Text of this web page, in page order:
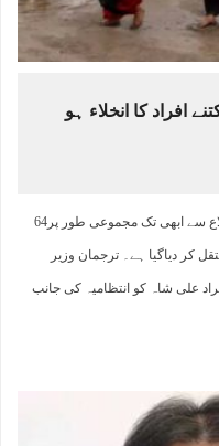
افراد کا انخلاء ہو
ٹھٹہ(سٹار ایشیا نیوز)ٹھٹہ،سجاول اوربدین اضلاع سے ابھی تک مجموعی طور پر64
کر دیاگیا ہے۔ ترجمان وزیر
علی شاہ کو انتظامیہ کی جانب